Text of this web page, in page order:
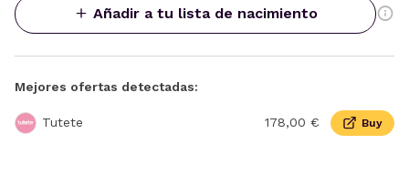
Añadir a tu lista de nacimiento
Mejores ofertas detectadas:
Tutete 178,00 € Buy